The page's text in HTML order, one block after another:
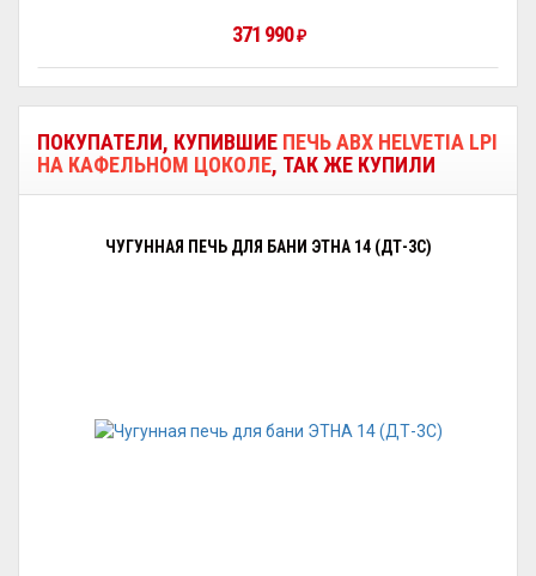
371 990₽
ПОКУПАТЕЛИ, КУПИВШИЕ ПЕЧЬ ABX HELVETIA LPI
НА КАФЕЛЬНОМ ЦОКОЛЕ, ТАК ЖЕ КУПИЛИ
ЧУГУННАЯ ПЕЧЬ ДЛЯ БАНИ ЭТНА 14 (ДТ-3С)